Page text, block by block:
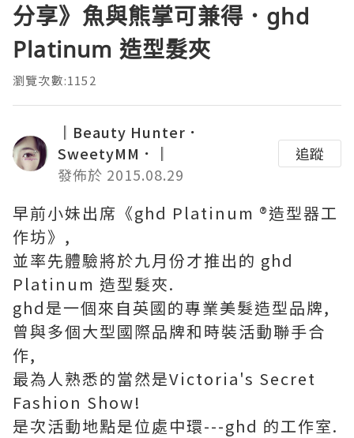
分享》魚與熊掌可兼得．ghd
Platinum 造型髮夾
瀏覽次數:1152
║Beauty Hunter．
SweetyMM．║
發佈於 2015.08.29
追蹤
早前小妹出席《ghd Platinum ®造型器工
作坊》,
並率先體驗將於九月份才推出的 ghd
Platinum 造型髮夾.
ghd是一個來自英國的專業美髮造型品牌,
曾與多個大型國際品牌和時裝活動聯手合
作,
最為人熟悉的當然是Victoria's Secret
Fashion Show!
是次活動地點是位處中環---ghd 的工作室.